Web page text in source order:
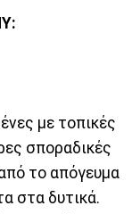
με τοπικές
σποραδικές
το απόγευμα
στα δυτικά.